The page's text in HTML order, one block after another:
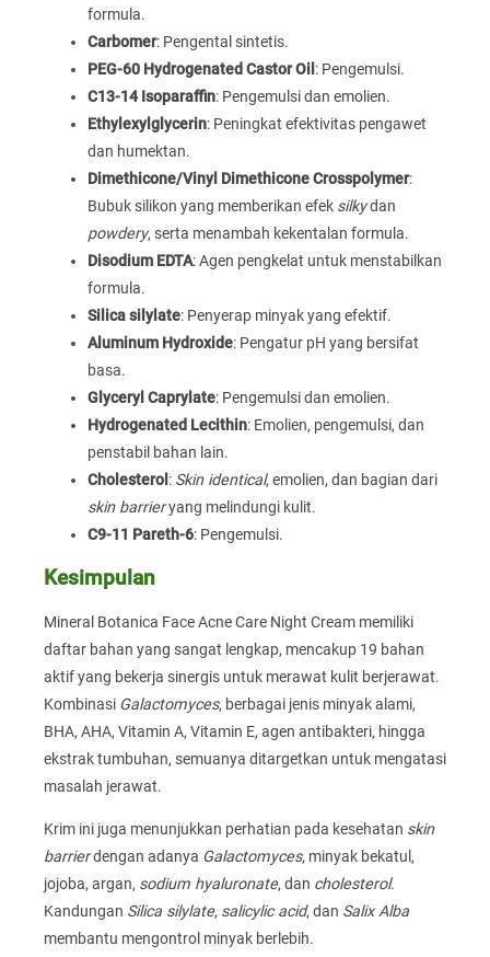
formula.
Carbomer: Pengental sintetis.
PEG-60 Hydrogenated Castor Oil: Pengemulsi.
C13-14 Isoparaffin: Pengemulsi dan emolien.
Ethylexylglycerin: Peningkat efektivitas pengawet
dan humektan.
Dimethicone/Vinyl Dimethicone Crosspolymer:
Bubuk silikon yang memberikan efek silkydan
powdery, serta menambah kekentalan formula.
Disodium EDTA: Agen pengkelat untuk menstabilkan
formula.
Silica silylate: Penyerap minyak yang efektif.
Aluminum Hydroxide: Pengatur pH yang bersifat
basa.
Glyceryl Caprylate: Pengemulsi dan emolien.
Hydrogenated Lecithin: Emolien, pengemulsi, dan
penstabil bahan lain.
Cholesterol: Skin identical, emolien, dan bagian dari
skin barrieryang melindungi kulit.
C9-11 Pareth-6: Pengemulsi.
Kesimpulan
Mineral Botanica Face Acne Care Night Cream memiliki
daftar bahan yang sangat lengkap, mencakup 19 bahan
aktif yang bekerja sinergis untuk merawat kulit berjerawat.
Kombinasi Galactomyces, berbagai jenis minyak alami,
BHA, AHA, Vitamin A, Vitamin E, agen antibakteri, hingga
ekstrak tumbuhan, semuanya ditargetkan untuk mengatasi
masalah jerawat.
Krim ini juga menunjukkan perhatian pada kesehatan skin
barrierdengan adanya Galactomyces, minyak bekatul,
jojoba, argan, sodium hyaluronate, dan cholesterol.
Kandungan Silica silylate, salicylic acid, dan Salix Alba
membantu mengontrol minyak berlebih.